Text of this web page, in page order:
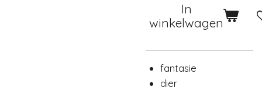
In
winkelwagen
fantasie
dier